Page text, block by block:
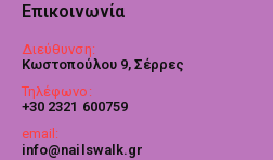
Επικοινωνία
Διεύθυνση:
Κωστοπούλου 9, Σέρρες
Τηλέφωνο:
+30 2321 600759
email:
info@nailswalk.gr